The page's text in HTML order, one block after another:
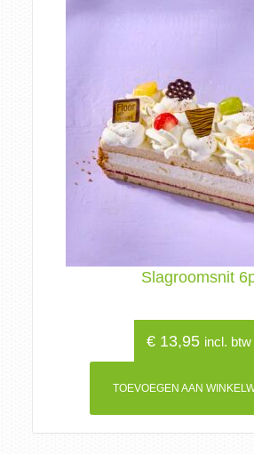
Slagroomsnit
€ 13,95 incl. btw
TOEVOEGEN AAN